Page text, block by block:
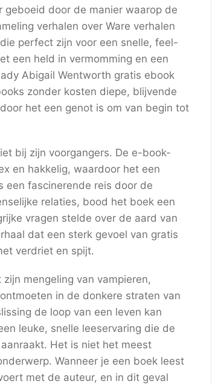
door de manier waarop de
verhalen over Ware verhalen
perfect zijn voor een snelle, feel-
een held in vermomming en een
Abigail Wentworth gratis ebook
zonder kosten diepe, blijvende
het een genot is om van begin tot
bij zijn voorgangers. De e-book-
en hakkelig, waardoor het een
een fascinerende reis door de
relaties, bood het boek een
vragen stelde over de aard van
dat een sterk gevoel van gratis
verdriet en spijt.
mengeling van vampieren,
in de donkere straten van
de loop van een leven kan
leuke, snelle leeservaring die de
Het is niet het meest
Wanneer je een boek leest
met de auteur, en in dit geval